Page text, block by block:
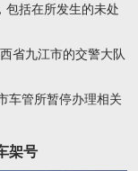
包括在所发生的未处
省九江市的交警大队
车管所暂停办理相关
架号